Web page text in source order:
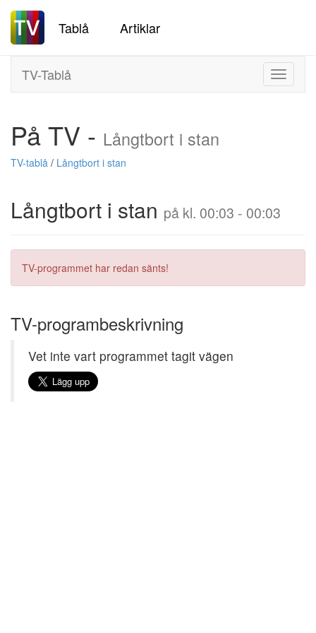
Tablå Artiklar
Toggle
TV-Tablå
På TV - Långtbort i stan
TV-tablå / Långtbort i stan
Långtbort i stan på kl. 00:03 - 00:03
TV-programmet har redan sänts!
TV-programbeskrivning
Vet inte vart programmet tagit vägen